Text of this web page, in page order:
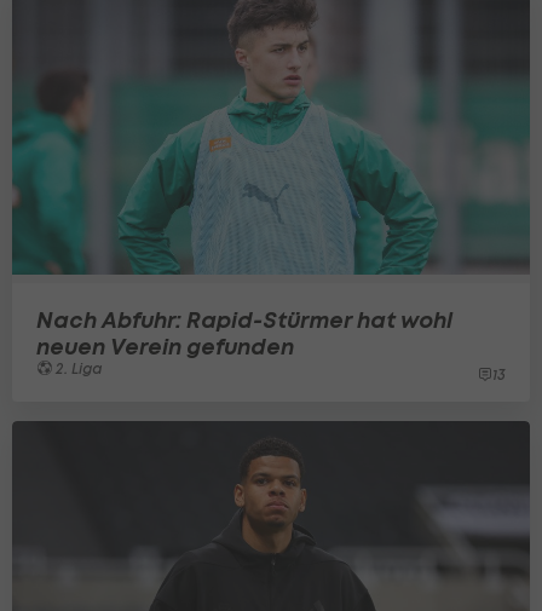
Nach Abfuhr: Rapid-Stürmer hat wohl
neuen Verein gefunden
2. Liga 13